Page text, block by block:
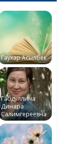
Гаухар Асылбек
Габдуллина
Динара
Салимгереевна